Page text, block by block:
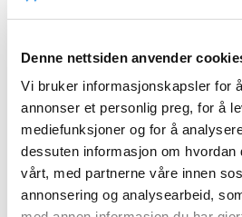
Denne nettsiden anvender
Vi bruker informasjonskapsler for
annonser et personlig preg, for å
mediefunksjoner og for å
dessuten informasjon om hvordan
vårt, med partnerne våre innen
annonsering og analysearbeid,